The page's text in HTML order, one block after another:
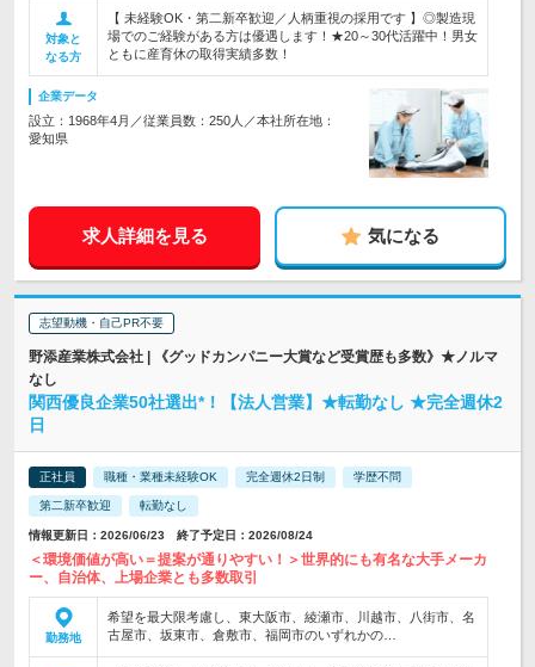
対象と
なる方
【 未経験OK・第二新卒歓迎／人柄重視の採用です 】◎製造現
場でのご経験がある方は優遇します！★20～30代活躍中！男女
ともに産育休の取得実績多数！
企業データ
設立：1968年4月／従業員数：250人／本社所在地：
愛知県
求人詳細を見る 気になる
志望動機・自己PR不要
野添産業株式会社 | 《グッドカンパニー大賞など受賞歴も多数》★ノルマ
なし
関西優良企業50社選出*！【法人営業】★転勤なし ★完全週休2
日
正社員 職種・業種未経験OK 完全週休2日制 学歴不問
第二新卒歓迎 転勤なし
情報更新日：2026/06/23 終了予定日：2026/08/24
＜環境価値が高い＝提案が通りやすい！＞世界的にも有名な大手メーカ
ー、自治体、上場企業とも多数取引
勤務地
希望を最大限考慮し、東大阪市、綾瀬市、川越市、八街市、名
古屋市、坂東市、倉敷市、福岡市のいずれかの…